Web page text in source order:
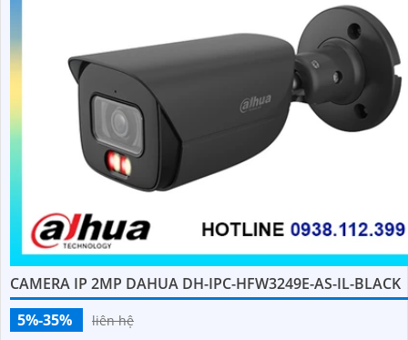
CAMERA IP 2MP DAHUA DH-IPC-HFW3249E-AS-IL-BLACK
5%-35%
liên hệ